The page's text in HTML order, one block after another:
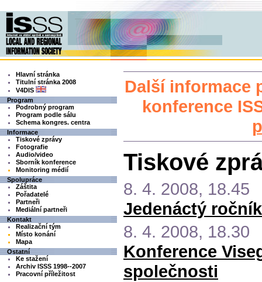
Hlavní stránka
Titulní stránka 2008
V4DIS
Program
Podrobný program
Program podle sálu
Schema kongres. centra
Informace
Tiskové zprávy
Fotografie
Audio/video
Sborník konference
Monitoring médií
Spolupráce
Záštita
Pořadatelé
Partneři
Mediální partneři
Kontakt
Realizační tým
Místo konání
Mapa
Ostatní
Ke stažení
Archiv ISSS 1998--2007
Pracovní příležitost
Další informace
konference
Tiskové
8. 4. 2008, 18.45
Jedenáctý
8. 4. 2008, 18.30
Konference
společnosti